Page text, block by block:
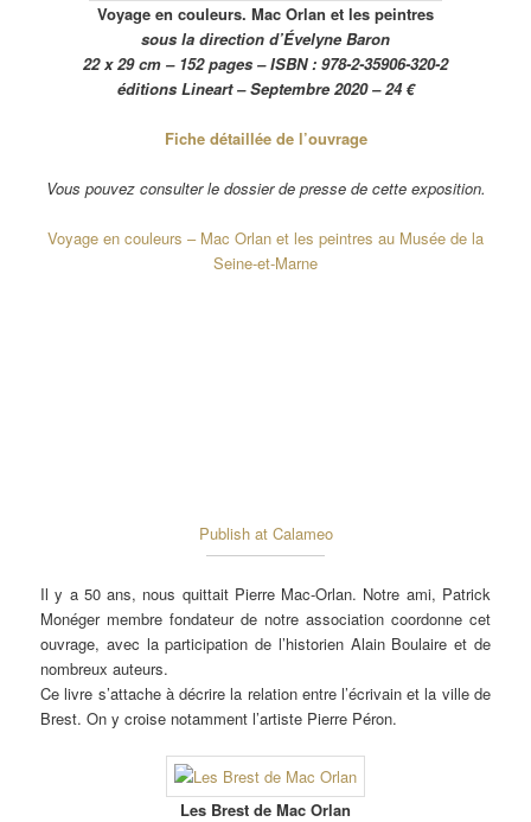
Voyage en couleurs. Mac Orlan et les peintres
sous la direction d’Évelyne Baron
22 x 29 cm – 152 pages – ISBN : 978-2-35906-320-2
éditions Lineart – Septembre 2020 – 24 €
Fiche détaillée de l’ouvrage
Vous pouvez consulter le dossier de presse de cette exposition.
Voyage en couleurs – Mac Orlan et les peintres au Musée de la
Seine-et-Marne
Publish at Calameo
Il y a 50 ans, nous quittait Pierre Mac-Orlan. Notre ami, Patrick
Monéger membre fondateur de notre association coordonne cet
ouvrage, avec la participation de l’historien Alain Boulaire et de
nombreux auteurs.
Ce livre s’attache à décrire la relation entre l’écrivain et la ville de
Brest. On y croise notamment l’artiste Pierre Péron.
Les Brest de Mac Orlan